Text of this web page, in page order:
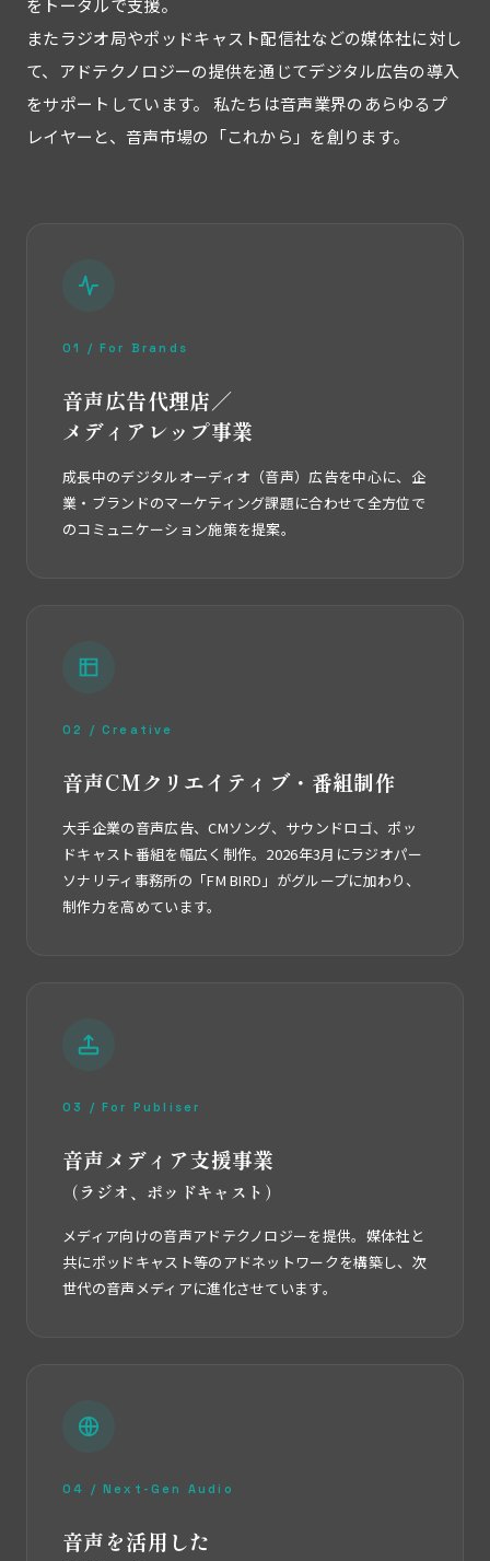
をトータルで支援。
またラジオ局やポッドキャスト配信社などの媒体社に対し
て、アドテクノロジーの提供を通じてデジタル広告の導入
をサポートしています。 私たちは音声業界のあらゆるプ
レイヤーと、音声市場の「これから」を創ります。
01 / For Brands
音声広告代理店／
メディアレップ事業
成長中のデジタルオーディオ（音声）広告を中心に、企
業・ブランドのマーケティング課題に合わせて全方位で
のコミュニケーション施策を提案。
02 / Creative
音声CMクリエイティブ・番組制作
大手企業の音声広告、CMソング、サウンドロゴ、ポッ
ドキャスト番組を幅広く制作。2026年3月にラジオパー
ソナリティ事務所の「FM BIRD」がグループに加わり、
制作力を高めています。
03 / For Publiser
音声メディア支援事業
（ラジオ、ポッドキャスト）
メディア向けの音声アドテクノロジーを提供。媒体社と
共にポッドキャスト等のアドネットワークを構築し、次
世代の音声メディアに進化させています。
04 / Next-Gen Audio
音声を活用した